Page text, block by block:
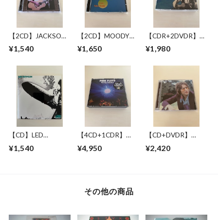
【2CD】JACKSON
BROWNE / LONG
BEACH 1978 MIKE
CASSETTES
¥1,540
【2CD】MOODY
BLUES WITH
SYMPHONY
JUNE 1993
¥1,650
【CDR+2DVDR】
JACKSON BROWNE
/ GREAT
¥1,980
【CD】LED
ZEPPELIN
¥1,540
【4CD+1CDR】
RAVING LUNATICS
¥4,950
【CD+DVDR】
COLLECTION
¥2,420
その他の商品